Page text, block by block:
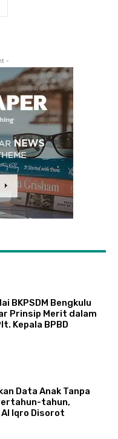
-
BKPSDM Bengkulu
Prinsip Merit dalam
Kepala BPBD
Data Anak Tanpa
tahun,
Al Iqro Disorot